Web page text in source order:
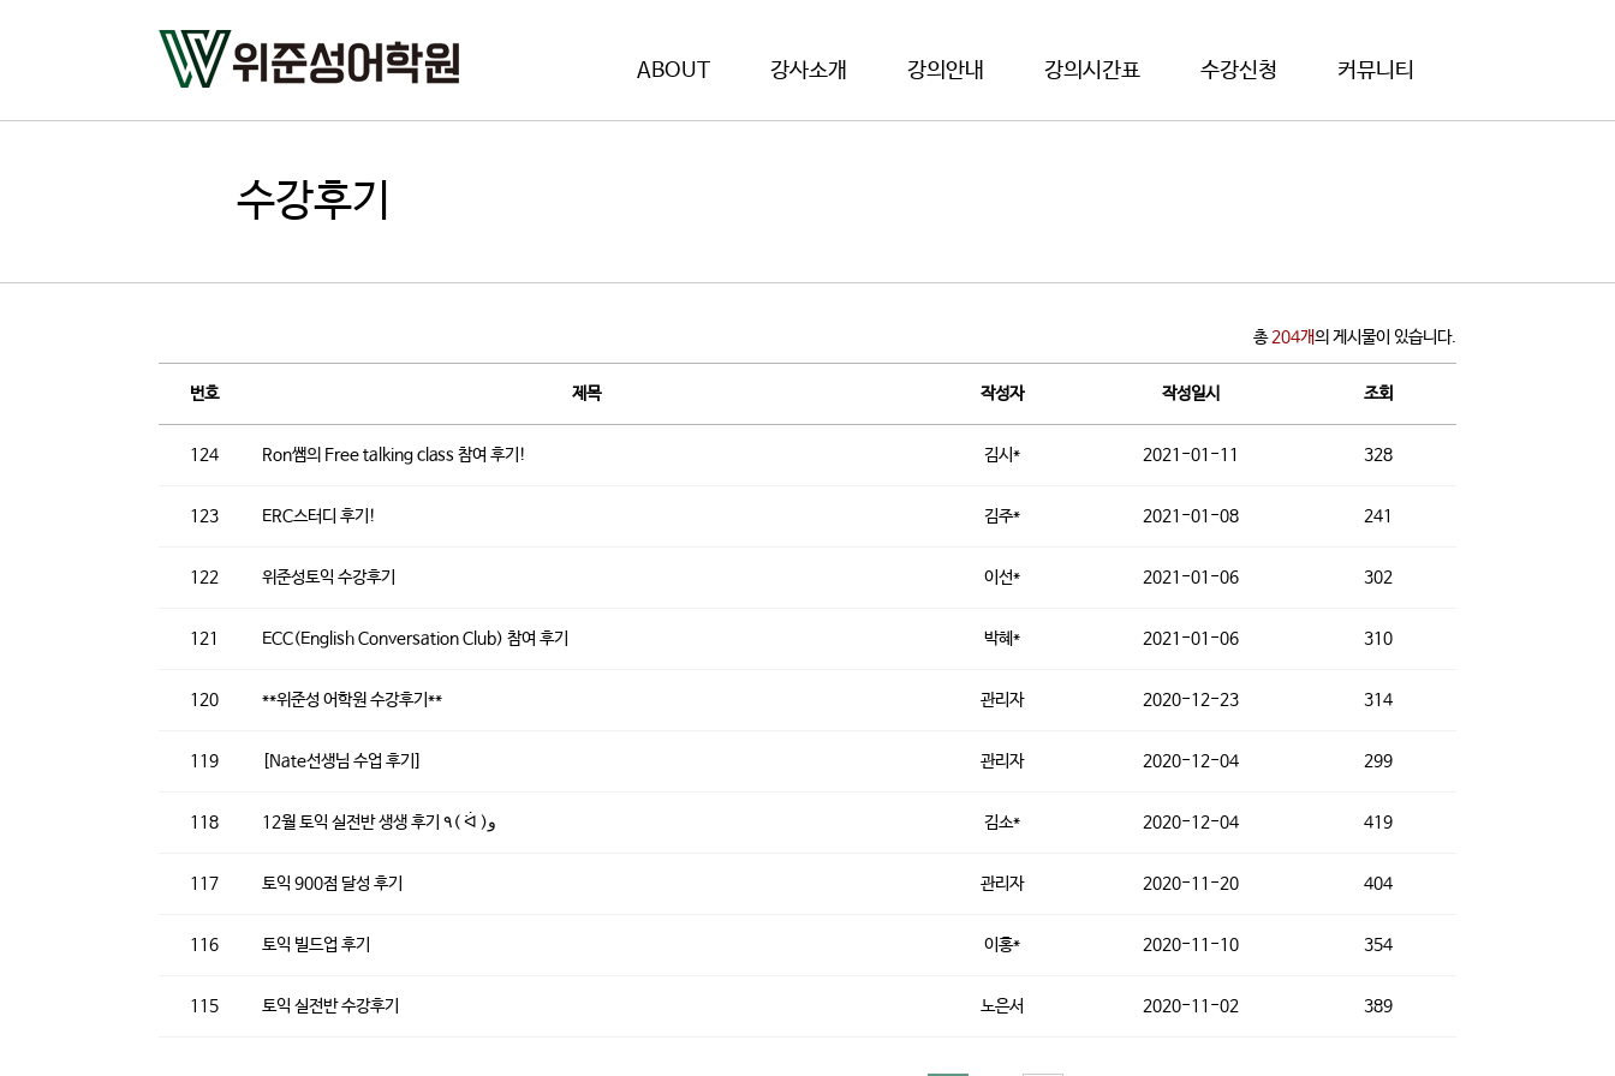
ABOUT 강사소개 강의안내 강의시간표 수강신청 커뮤니티
수강후기
총204개의 게시물이 있습니다.
번호 제목 작성자 작성일시 조회
124 Ron쌤의 Free talking class 참여 후기! 김시* 2021-01-11 328
123 ERC스터디 후기! 김주* 2021-01-08 241
122 위준성토익 수강후기 이선* 2021-01-06 302
121 ECC(English Conversation Club) 참여 후기 박혜* 2021-01-06 310
120 **위준성 어학원 수강후기** 관리자 2020-12-23 314
119 [Nate선생님 수업 후기] 관리자 2020-12-04 299
118 12월 토익 실전반 생생 후기 ٩( ᐛ )و 김소* 2020-12-04 419
117 토익 900점 달성 후기 관리자 2020-11-20 404
116 토익 빌드업 후기 이홍* 2020-11-10 354
115 토익 실전반 수강후기 노은서 2020-11-02 389